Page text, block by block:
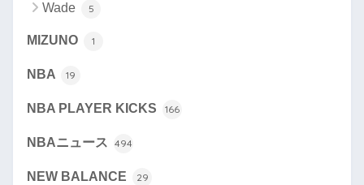
Wade 5
MIZUNO 1
NBA 19
NBA PLAYER KICKS 166
NBAニュース 494
NEW BALANCE 29